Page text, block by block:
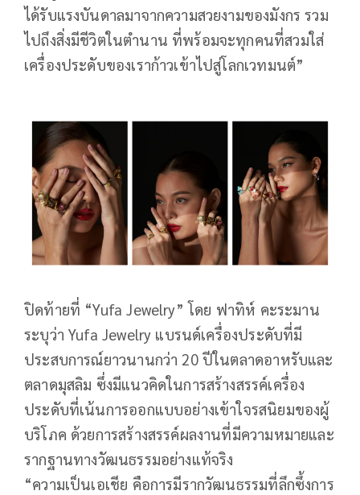
ได้รับแรงบันดาลมาจากความสวยงามของมังกร รวม
ไปถึงสิ่งมีชีวิตในตำนาน ที่พร้อมจะทุกคนที่สวมใส่
เครื่องประดับของเราก้าวเข้าไปสู่โลกเวทมนต์”
ปิดท้ายที่ “Yufa Jewelry” โดย ฟาทิห์ คะระมาน
ระบุว่า Yufa Jewelry แบรนด์เครื่องประดับที่มี
ประสบการณ์ยาวนานกว่า 20 ปีในตลาดอาหรับและ
ตลาดมุสลิม ซึ่งมีแนวคิดในการสร้างสรรค์เครื่อง
ประดับที่เน้นการออกแบบอย่างเข้าใจรสนิยมของผู้
บริโภค ด้วยการสร้างสรรค์ผลงานที่มีความหมายและ
รากฐานทางวัฒนธรรมอย่างแท้จริง
“ความเป็นเอเชีย คือการมีรากวัฒนธรรมที่ลึกซึ้งการ